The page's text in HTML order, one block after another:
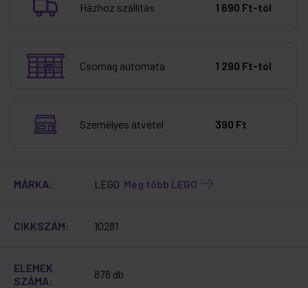
Házhoz szállítás 1 690 Ft-tól
Csomag automata 1 290 Ft-tól
Személyes átvétel 390 Ft
MÁRKA: LEGO Még több LEGO
CIKKSZÁM: 10281
ELEMEK
SZÁMA:
878 db